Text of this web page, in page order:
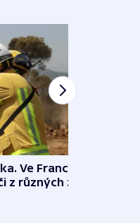
Ve Francii
z různých zemí